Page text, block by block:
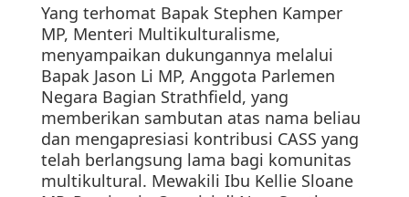
Yang terhomat Bapak Stephen Kamper
MP, Menteri Multikulturalisme,
menyampaikan dukungannya melalui
Bapak Jason Li MP, Anggota Parlemen
Negara Bagian Strathfield, yang
memberikan sambutan atas nama beliau
dan mengapresiasi kontribusi CASS yang
telah berlangsung lama bagi komunitas
multikultural. Mewakili Ibu Kellie Sloane